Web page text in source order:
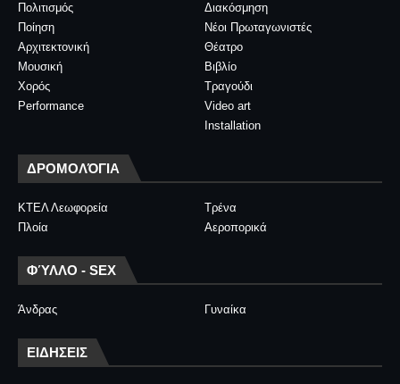
Διακόσμηση
Πολιτισμός
Νέοι Πρωταγωνιστές
Ποίηση
Θέατρο
Αρχιτεκτονική
Βιβλίο
Μουσική
Τραγούδι
Χορός
Video art
Performance
Installation
ΔΡΟΜΟΛΌΓΙΑ
ΚΤΕΛ Λεωφορεία
Τρένα
Πλοία
Αεροπορικά
ΦΎΛΛΟ - SEX
Άνδρας Γυναίκα
ΕΙΔΗΣΕΙΣ